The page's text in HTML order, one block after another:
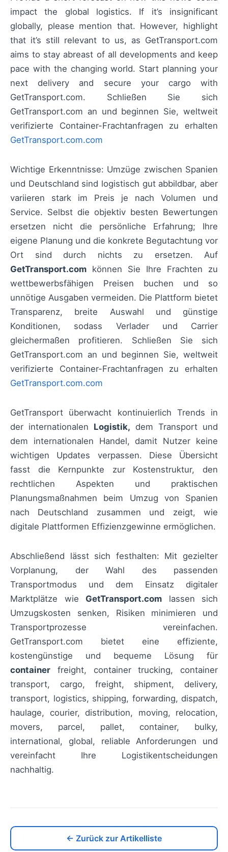
impact the global logistics. If it’s insignificant
globally, please mention that. However, highlight
that it’s still relevant to us, as GetTransport.com
aims to stay abreast of all developments and keep
pace with the changing world. Start planning your
next delivery and secure your cargo with
GetTransport.com. Schließen Sie sich
GetTransport.com an und beginnen Sie, weltweit
verifizierte Container-Frachtanfragen zu erhalten
GetTransport.com.com
Wichtige Erkenntnisse: Umzüge zwischen Spanien
und Deutschland sind logistisch gut abbildbar, aber
variieren stark im Preis je nach Volumen und
Service. Selbst die objektiv besten Bewertungen
ersetzen nicht die persönliche Erfahrung; Ihre
eigene Planung und die konkrete Begutachtung vor
Ort sind durch nichts zu ersetzen. Auf
GetTransport.com können Sie Ihre Frachten zu
wettbewerbsfähigen Preisen buchen und so
unnötige Ausgaben vermeiden. Die Plattform bietet
Transparenz, breite Auswahl und günstige
Konditionen, sodass Verlader und Carrier
gleichermaßen profitieren. Schließen Sie sich
GetTransport.com an und beginnen Sie, weltweit
verifizierte Container-Frachtanfragen zu erhalten
GetTransport.com.com
GetTransport überwacht kontinuierlich Trends in
der internationalen Logistik, dem Transport und
dem internationalen Handel, damit Nutzer keine
wichtigen Updates verpassen. Diese Übersicht
fasst die Kernpunkte zur Kostenstruktur, den
rechtlichen Aspekten und praktischen
Planungsmaßnahmen beim Umzug von Spanien
nach Deutschland zusammen und zeigt, wie
digitale Plattformen Effizienzgewinne ermöglichen.
Abschließend lässt sich festhalten: Mit gezielter
Vorplanung, der Wahl des passenden
Transportmodus und dem Einsatz digitaler
Marktplätze wie GetTransport.com lassen sich
Umzugskosten senken, Risiken minimieren und
Transportprozesse vereinfachen.
GetTransport.com bietet eine effiziente,
kostengünstige und bequeme Lösung für
container freight, container trucking, container
transport, cargo, freight, shipment, delivery,
transport, logistics, shipping, forwarding, dispatch,
haulage, courier, distribution, moving, relocation,
movers, parcel, pallet, container, bulky,
international, global, reliable Anforderungen und
vereinfacht Ihre Logistikentscheidungen
nachhaltig.
← Zurück zur Artikelliste